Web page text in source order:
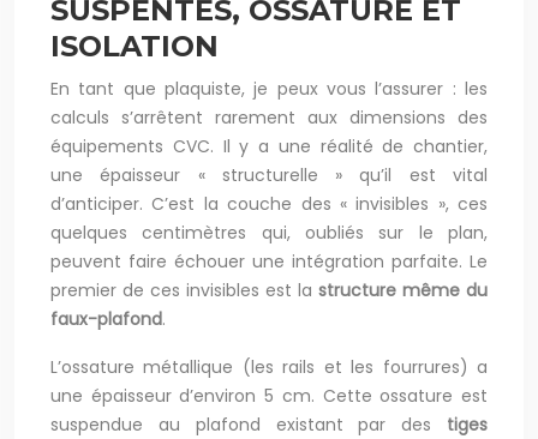
SUSPENTES, OSSATURE ET
ISOLATION
En tant que plaquiste, je peux vous l’assurer : les
calculs s’arrêtent rarement aux dimensions des
équipements CVC. Il y a une réalité de chantier,
une épaisseur « structurelle » qu’il est vital
d’anticiper. C’est la couche des « invisibles », ces
quelques centimètres qui, oubliés sur le plan,
peuvent faire échouer une intégration parfaite. Le
premier de ces invisibles est la structure même du
faux-plafond.
L’ossature métallique (les rails et les fourrures) a
une épaisseur d’environ 5 cm. Cette ossature est
suspendue au plafond existant par des tiges